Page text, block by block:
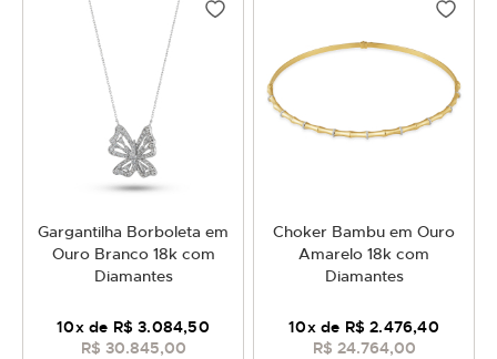
Gargantilha Borboleta em
Ouro Branco 18k com
Diamantes
R$ 30.845,00
10x de R$ 3.084,50
Choker Bambu em Ouro
Amarelo 18k com
Diamantes
R$ 24.764,00
10x de R$ 2.476,40